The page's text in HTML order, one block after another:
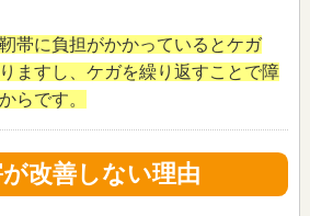
帯に負担がかかっているとケガ
ますし、ケガを繰り返すことで障
らです。
改善しない理由